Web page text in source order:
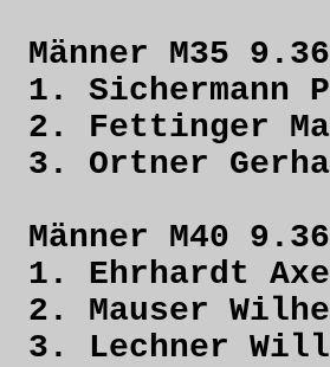
Männer M35
1.
2. Fettinger
3. Ortner
Männer M40
1. Ehrhardt
2. Mauser
3. Lechner